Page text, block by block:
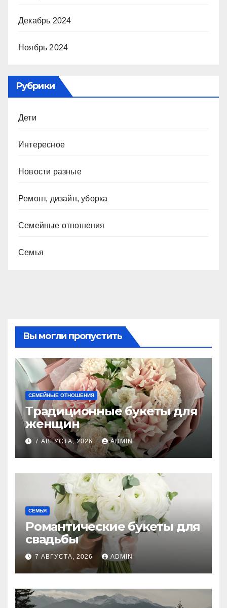
Декабрь 2024
Ноябрь 2024
Рубрики
Дети
Интересное
Новости разные
Ремонт, дизайн, уборка
Семейные отношения
Семья
Вы могли пропустить
СЕМЕЙНЫЕ ОТНОШЕНИЯ
Традиционные букеты для
женщин
7 АВГУСТА, 2026 ADMIN
СЕМЬЯ
Романтические букеты для
свадьбы
7 АВГУСТА, 2026 ADMIN